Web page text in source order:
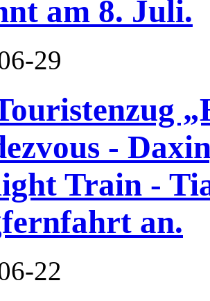
am 8. Juli.
29
-
Train -
an.
22